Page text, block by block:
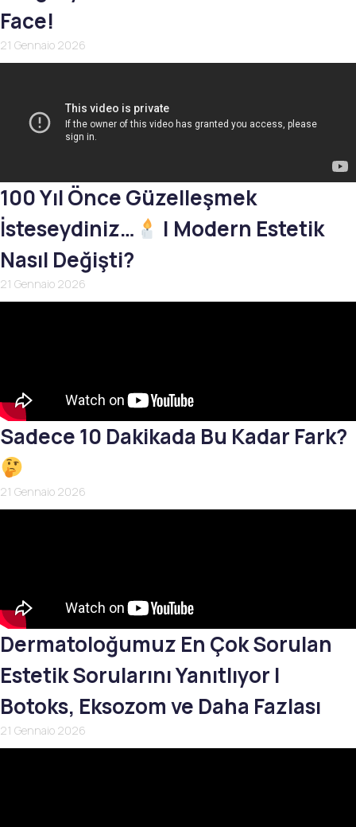
Face!
21 Gennaio 2026
100 Yıl Önce Güzelleşmek
İsteseydiniz…
| Modern Estetik
Nasıl Değişti?
21 Gennaio 2026
Sadece 10 Dakikada Bu Kadar Fark?
21 Gennaio 2026
Dermatoloğumuz En Çok Sorulan
Estetik Sorularını Yanıtlıyor |
Botoks, Eksozom ve Daha Fazlası
21 Gennaio 2026